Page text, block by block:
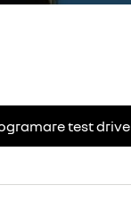
test drive